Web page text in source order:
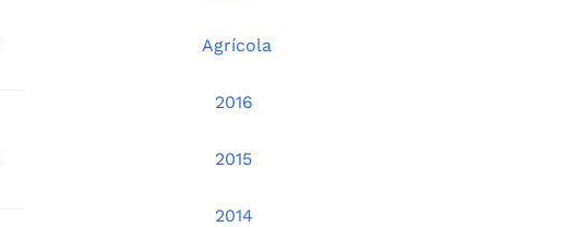
Agrícola
2016
2015
2014